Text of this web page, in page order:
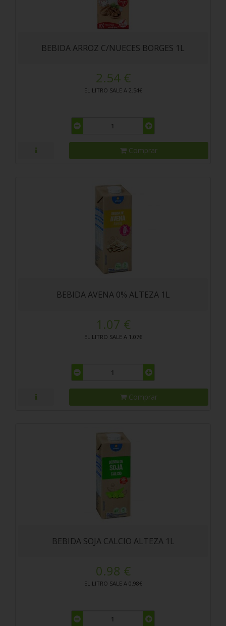
BEBIDA ARROZ C/NUECES BORGES 1L
2.54 €
EL LITRO SALE A 2.54€
Comprar
BEBIDA AVENA 0% ALTEZA 1L
1.07 €
EL LITRO SALE A 1.07€
Comprar
BEBIDA SOJA CALCIO ALTEZA 1L
0.98 €
EL LITRO SALE A 0.98€